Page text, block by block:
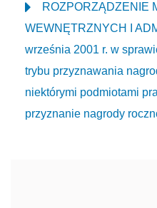
ROZPORZĄDZENIE
WEWNĘTRZNYCH I
września 2001 r. w
trybu przyznawania
niektórymi podmiotami
przyznanie nagrody